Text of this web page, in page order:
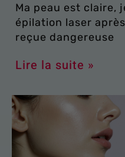
Ma peau est claire,
épilation laser
reçue dangereuse
Lire la suite »